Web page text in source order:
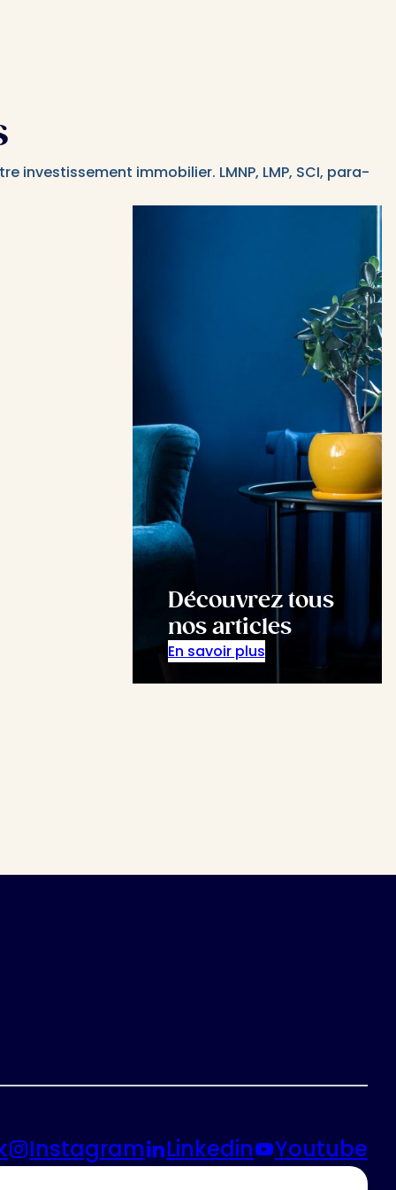
immobilier. LMNP, LMP, SCI, para-
Découvrez tous
nos articles
En savoir plus
Instagram Linkedin Youtube